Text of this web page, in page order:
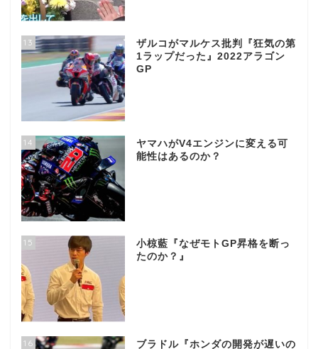
13
ザルコがマルケス批判『狂気の第
1ラップだった』2022アラゴン
GP
14
ヤマハがV4エンジンに変える可
能性はあるのか？
15
小椋藍『なぜモトGP昇格を断っ
たのか？』
16 ブラドル『ホンダの開発が遅いの